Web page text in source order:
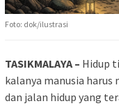
Foto: dok/ilustrasi
TASIKMALAYA – Hidup
kalanya manusia
dan jalan hidup yang